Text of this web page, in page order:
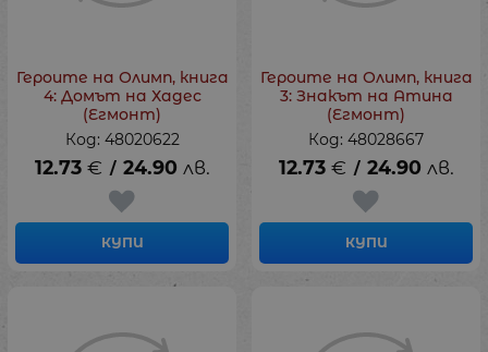
Героите на Олимп, книга
4: Домът на Хадес
(Егмонт)
Код: 48020622
12.73 € / 24.90 лв.
КУПИ
Героите на Олимп, книга
3: Знакът на Атина
(Егмонт)
Код: 48028667
12.73 € / 24.90 лв.
КУПИ